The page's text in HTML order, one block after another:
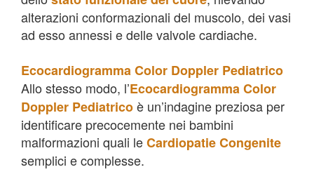
alterazioni conformazionali del muscolo, dei vasi
ad esso annessi e delle valvole cardiache.
Ecocardiogramma Color Doppler Pediatrico
Allo stesso modo, l’Ecocardiogramma Color
Doppler Pediatricoè un’indagine preziosa per
identificare precocemente nei bambini
malformazioni quali leCardiopatie Congenite
semplici e complesse.